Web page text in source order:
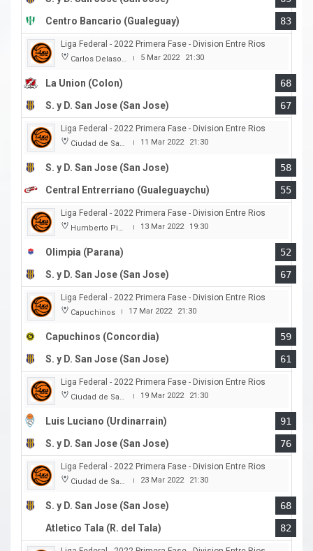
Centro Bancario (Gualeguay)
83
Liga Federal - 2022 Primera Fase - Division Entre Rios
Carlos Delasoie | 5 Mar 2022 21:30
La Union (Colon)
68
S. y D. San Jose (San Jose)
67
Liga Federal - 2022 Primera Fase - Division Entre Rios
Ciudad de San Jose | 11 Mar 2022 21:30
S. y D. San Jose (San Jose)
58
Central Entrerriano (Gualeguaychu)
55
Liga Federal - 2022 Primera Fase - Division Entre Rios
Humberto Pietranera | 13 Mar 2022 19:30
Olimpia (Parana)
52
S. y D. San Jose (San Jose)
67
Liga Federal - 2022 Primera Fase - Division Entre Rios
Capuchinos | 17 Mar 2022 21:30
Capuchinos (Concordia)
59
S. y D. San Jose (San Jose)
61
Liga Federal - 2022 Primera Fase - Division Entre Rios
Ciudad de San Jose | 19 Mar 2022 21:30
Luis Luciano (Urdinarrain)
91
S. y D. San Jose (San Jose)
76
Liga Federal - 2022 Primera Fase - Division Entre Rios
Ciudad de San Jose | 23 Mar 2022 21:30
S. y D. San Jose (San Jose)
68
Atletico Tala (R. del Tala)
82